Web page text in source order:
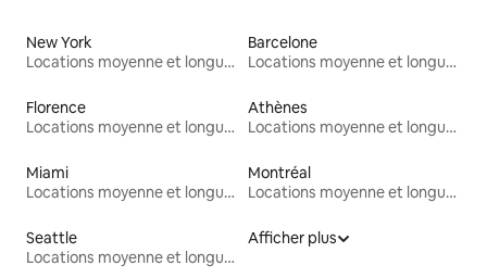
New York
Locations moyenne et longue durée
Barcelone
Locations moyenne et longue durée
Florence
Locations moyenne et longue durée
Athènes
Locations moyenne et longue durée
Miami
Locations moyenne et longue durée
Montréal
Locations moyenne et longue durée
Seattle
Locations moyenne et longue durée
Afficher plus